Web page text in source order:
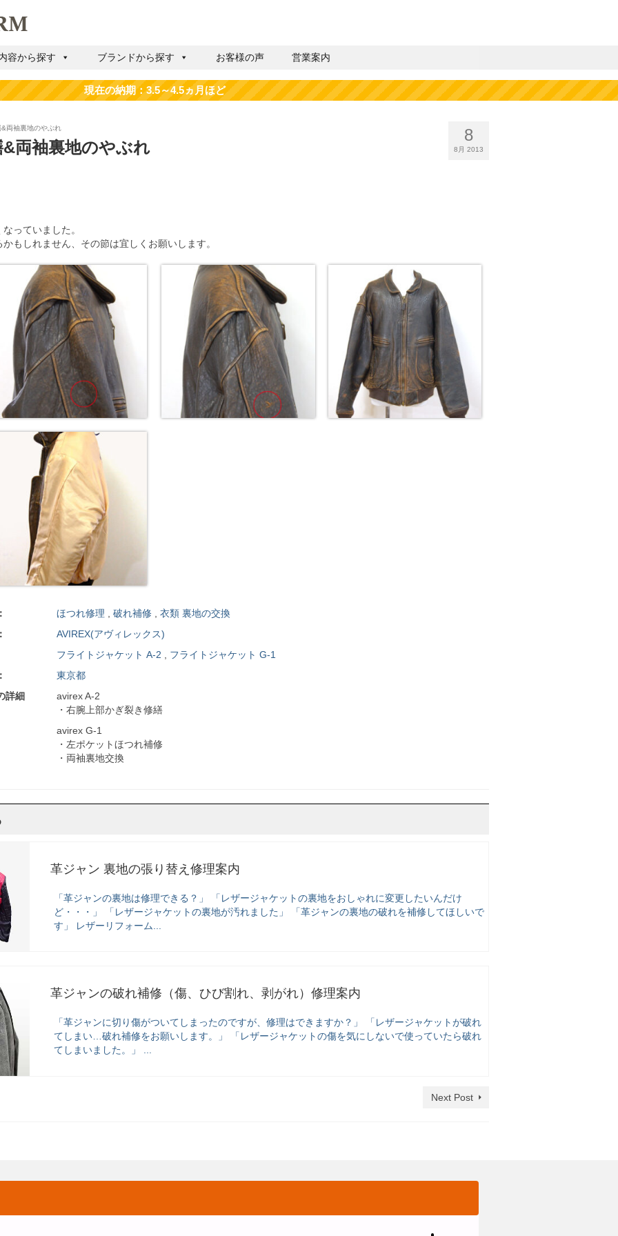
容から探す ブランドから探す お客様の声 営業案内
8
8月 2013
両袖裏地のやぶれ
両袖裏地のやぶれ
っていました。
もしれません、その節は宜しくお願いします。
ほつれ修理 破れ補修
衣類 裏地の交換
AVIREX(アヴィレックス)
フライトジャケット A-2
フライトジャケット G-1
東京都
詳細
avirex A-2
・右腕上部かぎ裂き修繕
avirex G-1
・左ポケットほつれ補修
・両袖裏地交換
革ジャン 裏地の張り替え修理案内
「革ジャンの裏地は修理できる？」 「レザージャケットの裏地をおしゃれに変更したいんだけ
ど・・・」 「レザージャケットの裏地が汚れました」 「革ジャンの裏地の破れを補修してほしいで
す」 レザーリフォーム...
革ジャンの破れ補修（傷、ひび割れ、剥がれ）修理案内
「革ジャンに切り傷がついてしまったのですが、修理はできますか？」 「レザージャケットが破れ
てしまい…破れ補修をお願いします。」 「レザージャケットの傷を気にしないで使っていたら破れ
てしまいました。」 ...
Next Post